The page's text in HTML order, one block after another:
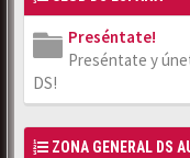
Preséntate!
Preséntate y
DS!
ZONA GENERAL DS